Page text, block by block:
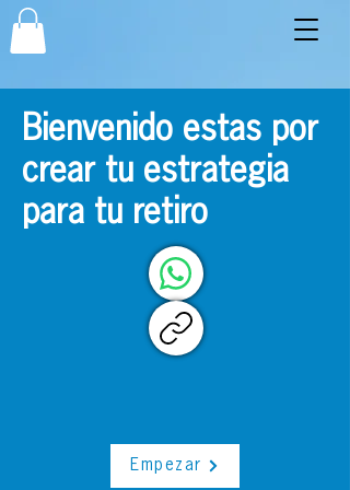
Bienvenido estas por
crear tu estrategia
para tu retiro
Empezar